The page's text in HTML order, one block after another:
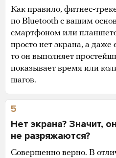
Как правило, фитнес-
по Bluetooth с вашим
смартфоном или
просто нет экрана, а даже
то он выполняет
показывает время или
шагов.
5
Нет экрана? Значит,
не разряжаются?
Совершенно верно. В